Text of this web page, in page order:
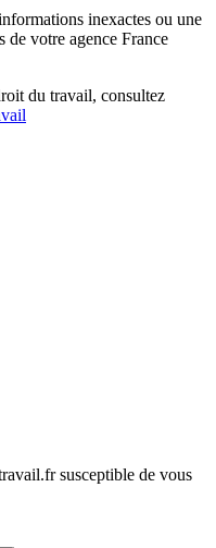
inexactes ou une
de votre agence France
du travail, consultez
susceptible de vous